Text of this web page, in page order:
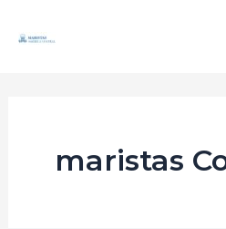
maristas